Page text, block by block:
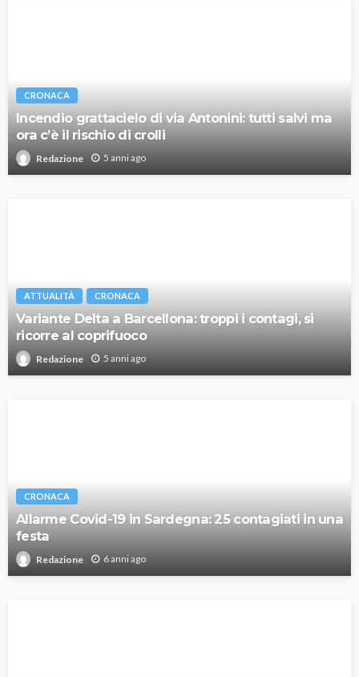
CRONACA
Incendio grattacielo di via Antonini: tutti salvi ma
ora c’è il rischio di crolli
Redazione 5 anni ago
ATTUALITÀ CRONACA
Variante Delta a Barcellona: troppi i contagi, si
ricorre al coprifuoco
Redazione 5 anni ago
CRONACA
Allarme Covid-19 in Sardegna: 25 contagiati in una
festa
Redazione 6 anni ago